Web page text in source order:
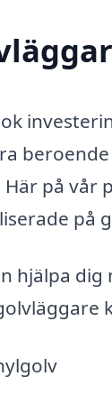
på vår
på
hjälpa dig